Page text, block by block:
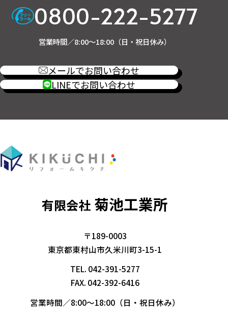
0800-222-5277
営業時間／8:00～18:00（日・祝日休み）
メールでお問い合わせ
LINEでお問い合わせ
有限会社 菊池工業所
〒189-0003
東京都東村山市久米川町3-15-1
TEL. 042-391-5277
FAX. 042-392-6416
営業時間／8:00～18:00（日・祝日休み）